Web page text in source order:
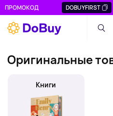
ПРОМОКОД DOBUYFIRST
Оригинальные
Книги